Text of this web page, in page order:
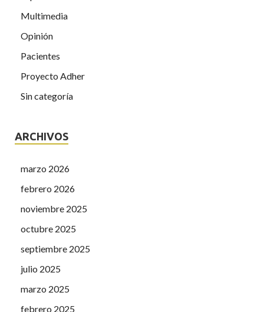
Multimedia
Opinión
Pacientes
Proyecto Adher
Sin categoría
ARCHIVOS
marzo 2026
febrero 2026
noviembre 2025
octubre 2025
septiembre 2025
julio 2025
marzo 2025
febrero 2025